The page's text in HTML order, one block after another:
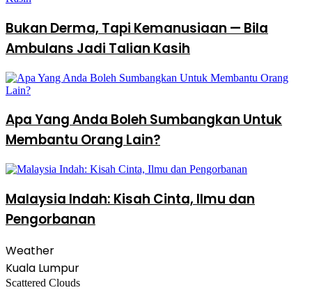
Bukan Derma, Tapi Kemanusiaan — Bila
Ambulans Jadi Talian Kasih
Apa Yang Anda Boleh Sumbangkan Untuk
Membantu Orang Lain?
Malaysia Indah: Kisah Cinta, Ilmu dan
Pengorbanan
Weather
Kuala Lumpur
Scattered Clouds